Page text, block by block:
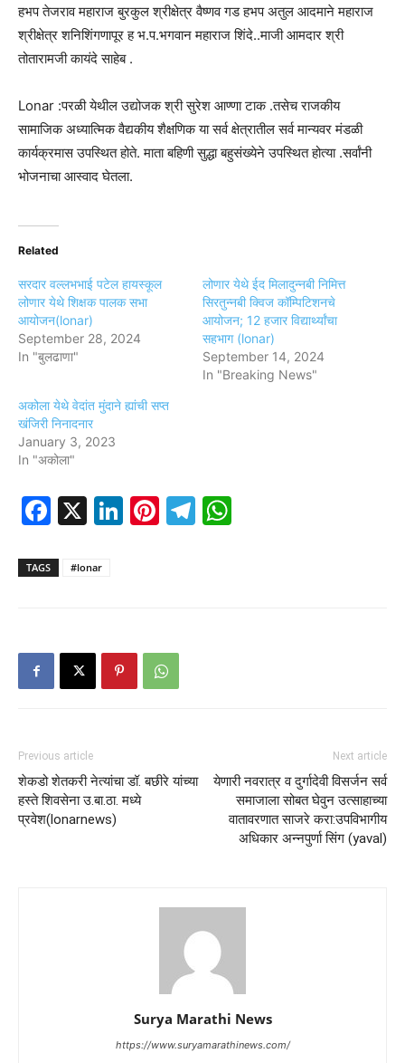
हभप तेजराव महाराज बुरकुल श्रीक्षेत्र वैष्णव गड हभप अतुल आदमाने महाराज
श्रीक्षेत्र शनिशिंगणापूर ह भ.प.भगवान महाराज शिंदे..माजी आमदार श्री
तोतारामजी कायंदे साहेब .
Lonar :परळी येथील उद्योजक श्री सुरेश आण्णा टाक .तसेच राजकीय
सामाजिक अध्यात्मिक वैद्यकीय शैक्षणिक या सर्व क्षेत्रातील सर्व मान्यवर मंडळी
कार्यक्रमास उपस्थित होते. माता बहिणी सुद्धा बहुसंख्येने उपस्थित होत्या .सर्वांनी
भोजनाचा आस्वाद घेतला.
Related
सरदार वल्लभभाई पटेल हायस्कूल
लोणार येथे शिक्षक पालक सभा
आयोजन(lonar)
September 28, 2024
In "बुलढाणा"
लोणार येथे ईद मिलादुन्नबी निमित्त
सिरतुन्नबी क्विज कॉम्पिटिशनचे
आयोजन; 12 हजार विद्यार्थ्यांचा
सहभाग (lonar)
September 14, 2024
In "Breaking News"
अकोला येथे वेदांत मुंदाने ह्यांची सप्त
खंजिरी निनादनार
January 3, 2023
In "अकोला"
Facebook
X LinkedIn
Pinterest
Telegram
TAGS #lonar
Previous article
शेकडो शेतकरी नेत्यांचा डॉ. बछीरे यांच्या
हस्ते शिवसेना उ.बा.ठा. मध्ये
प्रवेश(lonarnews)
Next article
येणारी नवरात्र व दुर्गादेवी विसर्जन सर्व
समाजाला सोबत घेवुन उत्साहाच्या
वातावरणात साजरे करा:उपविभागीय
अधिकार अन्नपुर्णा सिंग (yaval)
Surya Marathi News
https://www.suryamarathinews.com/